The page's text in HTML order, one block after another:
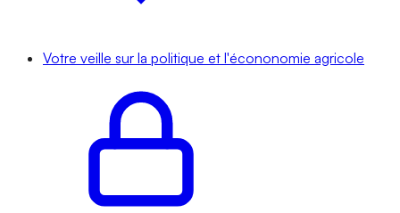
Votre veille sur la politique et l'écononomie agricole